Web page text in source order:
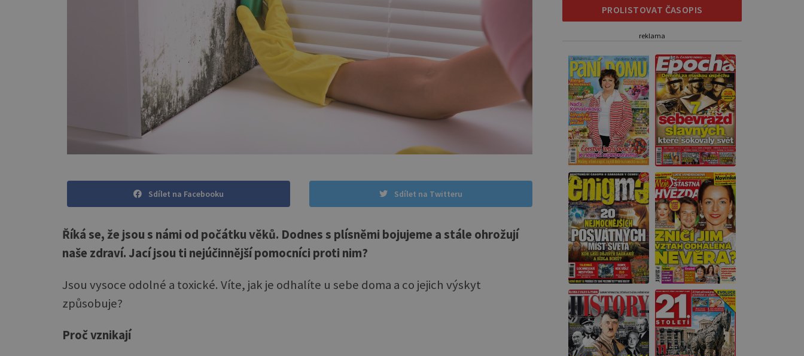
Sdílet na Facebooku Sdílet na Twitteru
Říká se, že jsou s námi od počátku věků. Dodnes s plísněmi bojujeme a stále ohrožují
naše zdraví. Jací jsou ti nejúčinnější pomocníci proti nim?
Jsou vysoce odolné a toxické. Víte, jak je odhalíte u sebe doma a co jejich výskyt
způsobuje?
Proč vznikají
PROLISTOVAT ČASOPIS
reklama